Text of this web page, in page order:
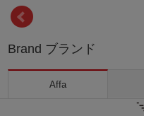
Brand ブランド
Affa